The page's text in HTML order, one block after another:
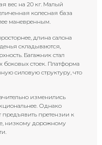
вес на 20 кг. Малый
колесная база
маневренным.
длина салона
складываются,
Багажник стал
боковых стоек. Платформа
силовую структуру, что
изменились
Однако
предъявить претензии к
низкому дорожному